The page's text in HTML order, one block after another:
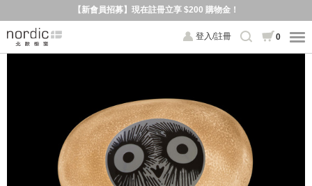
【新會員招募】現在註冊立享 $200 購物金！
登入/註冊 0